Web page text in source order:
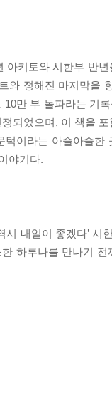
아키토와 시한부 반
와 정해진 마지막을
만 부 돌파라는 기
정되었으며, 이 책을
턱이라는 아슬아슬
야기다.
시 내일이 좋겠다’
하루나를 만나기